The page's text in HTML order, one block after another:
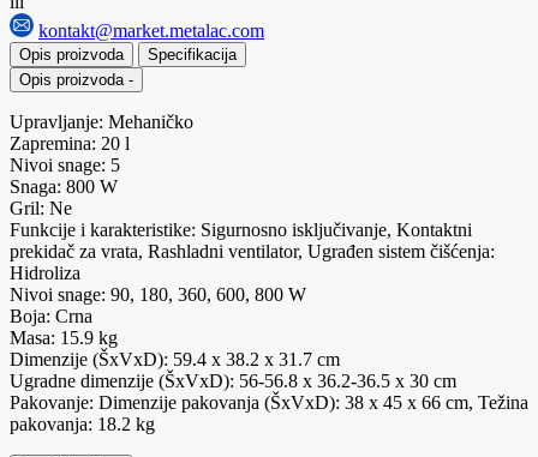
kontakt@market.metalac.com
Opis proizvoda
Specifikacija
Opis proizvoda -
Upravljanje: Mehaničko
Zapremina: 20 l
Nivoi snage: 5
Snaga: 800 W
Gril: Ne
Funkcije i karakteristike: Sigurnosno isključivanje, Kontaktni
prekidač za vrata, Rashladni ventilator, Ugrađen sistem čišćenja:
Hidroliza
Nivoi snage: 90, 180, 360, 600, 800 W
Boja: Crna
Masa: 15.9 kg
Dimenzije (ŠxVxD): 59.4 x 38.2 x 31.7 cm
Ugradne dimenzije (ŠxVxD): 56-56.8 x 36.2-36.5 x 30 cm
Pakovanje: Dimenzije pakovanja (ŠxVxD): 38 x 45 x 66 cm, Težina
pakovanja: 18.2 kg